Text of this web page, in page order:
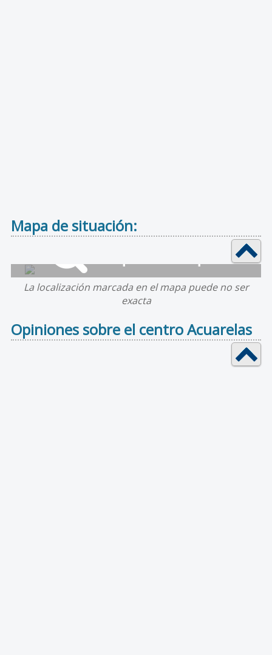
Mapa de situación:
La localización marcada en el mapa puede no ser
exacta
Opiniones sobre el centro Acuarelas